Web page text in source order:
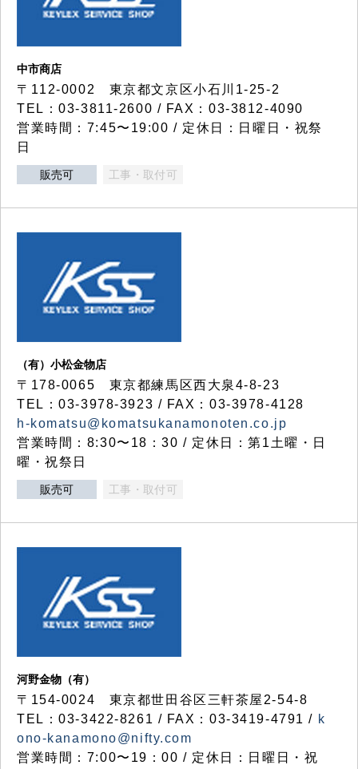
中市商店
〒112-0002 東京都文京区小石川1-25-2
TEL：03-3811-2600 / FAX：03-3812-4090
営業時間：7:45〜19:00 / 定休日：日曜日・祝祭
日
販売可 工事・取付可
（有）小松金物店
〒178-0065 東京都練馬区西大泉4-8-23
TEL：03-3978-3923 / FAX：03-3978-4128
h-komatsu@komatsukanamonoten.co.jp
営業時間：8:30〜18：30 / 定休日：第1土曜・日
曜・祝祭日
販売可 工事・取付可
河野金物（有）
〒154-0024 東京都世田谷区三軒茶屋2-54-8
TEL：03-3422-8261 / FAX：03-3419-4791 / k
ono-kanamono@nifty.com
営業時間：7:00〜19：00 / 定休日：日曜日・祝